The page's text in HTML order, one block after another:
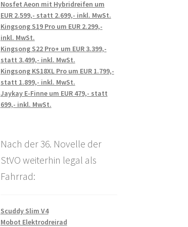
Nosfet Aeon mit Hybridreifen um
EUR 2.599,- statt 2.699,- inkl. MwSt.
Kingsong S19 Pro um EUR 2.299,-
inkl. MwSt.
Kingsong S22 Pro+ um EUR 3.399,-
statt 3.499,- inkl. MwSt.
Kingsong KS18XL Pro um EUR 1.799,-
statt 1.899,- inkl. MwSt.
Jaykay E-Finne um EUR 479,- statt
699,- inkl. MwSt.
Nach der 36. Novelle der
StVO weiterhin legal als
Fahrrad:
Scuddy Slim V4
Mobot Elektrodreirad